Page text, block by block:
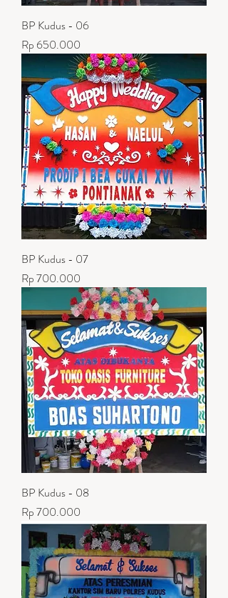
BP Kudus - 06
Harga
Rp 650.000
BP Kudus - 07
Harga
Rp 700.000
BP Kudus - 08
Harga
Rp 700.000